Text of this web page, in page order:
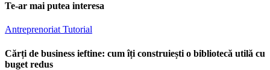
Te-ar mai putea interesa
Antreprenoriat Tutorial
Cărți de business ieftine: cum îți construiești o bibliotecă utilă cu
buget redus